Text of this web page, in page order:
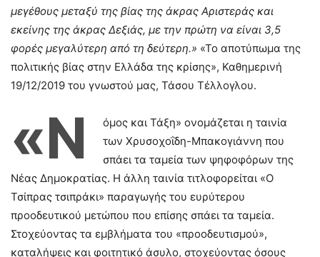
μεγέθους μεταξύ της βίας της άκρας Αριστεράς και
εκείνης της άκρας Δεξιάς, με την πρώτη να είναι 3,5
φορές μεγαλύτερη από τη δεύτερη.» «Το αποτύπωμα της
πολιτικής βίας στην Ελλάδα της κρίσης», Καθημερινή
19/12/2019 του γνωστού μας, Τάσου Τέλλογλου.
«Ν
όμος και Τάξη» ονομάζεται η ταινία
των Χρυσοχοΐδη-Μπακογιάννη που
σπάει τα ταμεία των ψηφοφόρων της
Νέας Δημοκρατίας. Η άλλη ταινία τιτλοφορείται «Ο
Τσίπρας τσιπράκι» παραγωγής του ευρύτερου
προοδευτικού μετώπου που επίσης σπάει τα ταμεία.
Στοχεύοντας τα εμβλήματα του «προοδευτισμού»,
καταλήψεις και φοιτητικό άσυλο, στοχεύοντας όσους